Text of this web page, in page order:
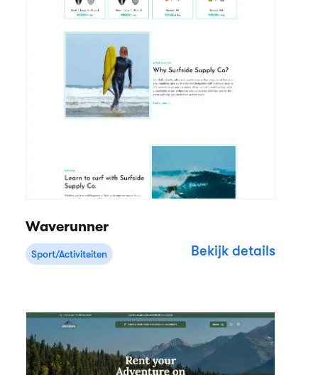
Waverunner
Sport/Activiteiten Bekijk details